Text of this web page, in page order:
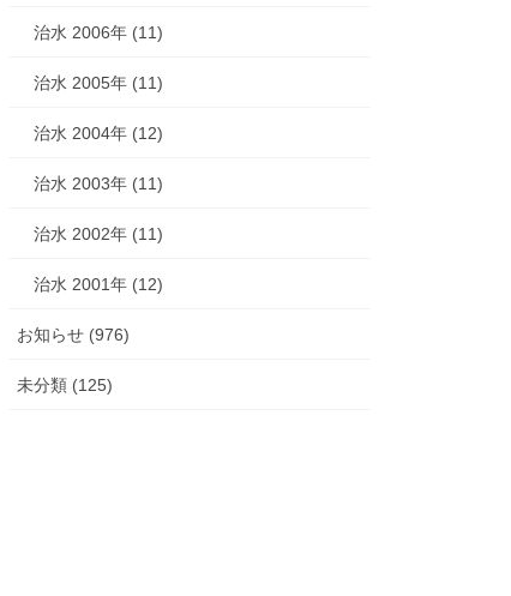
治水 2006年 (11)
治水 2005年 (11)
治水 2004年 (12)
治水 2003年 (11)
治水 2002年 (11)
治水 2001年 (12)
お知らせ (976)
未分類 (125)